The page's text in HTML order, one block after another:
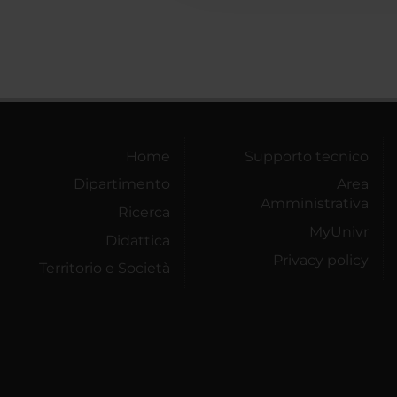
Home
Dipartimento
Ricerca
Didattica
Territorio e Società
Supporto tecnico
Area
Amministrativa
MyUnivr
Privacy policy